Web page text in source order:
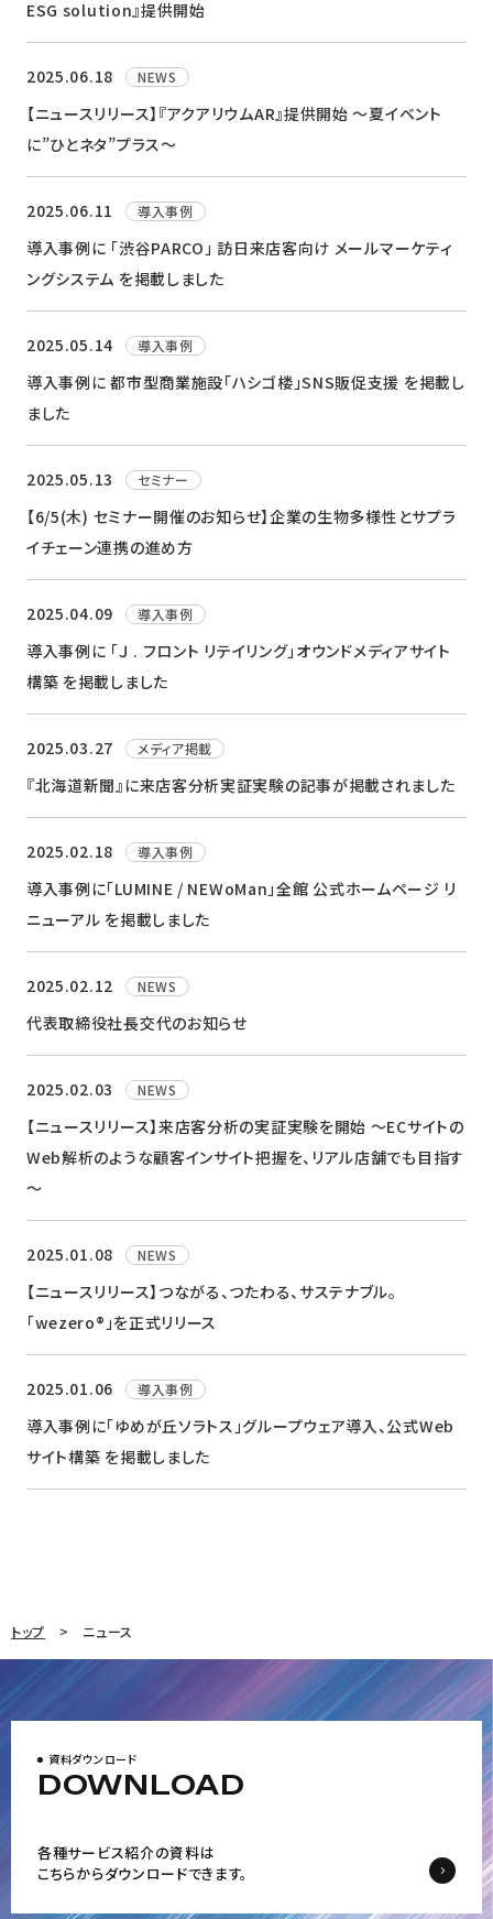
ESG solution』提供開始
2025.06.18 NEWS
【ニュースリリース】『アクアリウムAR』提供開始 ～夏イベント
に”ひとネタ”プラス～
2025.06.11 導入事例
導入事例に 「渋谷PARCO」 訪日来店客向け メールマーケティ
ングシステム を掲載しました
2025.05.14 導入事例
導入事例に 都市型商業施設「ハシゴ楼」SNS販促支援 を掲載し
ました
2025.05.13 セミナー
【6/5(木) セミナー開催のお知らせ】企業の生物多様性とサプラ
イチェーン連携の進め方
2025.04.09 導入事例
導入事例に 「Ｊ . フロント リテイリング」オウンドメディアサイト
構築 を掲載しました
2025.03.27 メディア掲載
『北海道新聞』に来店客分析実証実験の記事が掲載されました
2025.02.18 導入事例
導入事例に「LUMINE / NEWoMan」全館 公式ホームページ リ
ニューアル を掲載しました
2025.02.12 NEWS
代表取締役社長交代のお知らせ
2025.02.03 NEWS
【ニュースリリース】来店客分析の実証実験を開始 ～ECサイトの
Web解析のような顧客インサイト把握を、リアル店舗でも目指す
～
2025.01.08 NEWS
【ニュースリリース】つながる、つたわる、サステナブル。
「wezero®」を正式リリース
2025.01.06 導入事例
導入事例に「ゆめが丘ソラトス」グループウェア導入、公式Web
サイト構築 を掲載しました
トップ ニュース
資料ダウンロード
DOWNLOAD
各種サービス紹介の資料は
こちらからダウンロードできます。